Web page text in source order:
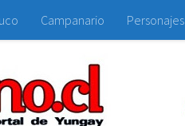
Campanario Personajes